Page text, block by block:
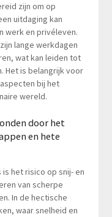
zijn om op
uitdaging kan
werk en privéleven.
lange werkdagen
wat kan leiden tot
Het is belangrijk voor
bij het
wereld.
door het
en hete
is het risico op snij- en
van scherpe
In de hectische
waar snelheid en